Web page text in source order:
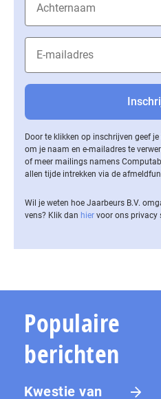
Door te klikken op inschrijven geef
om je naam en e-mailadres te
of meer mailings namens
allen tijde intrekken via de
Wil je weten hoe Jaarbeurs B.V.
vens? Klik dan hier voor ons privacy
Populaire
berichten
Kwestie van